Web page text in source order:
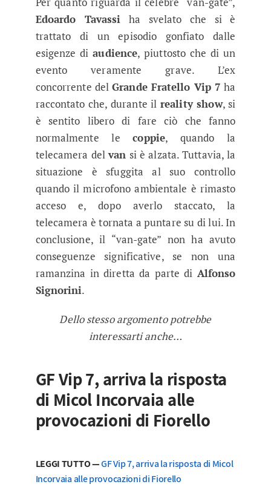
Edoardo Tavassi ha svelato che si è
trattato di un episodio gonfiato dalle
esigenze diaudience, piuttosto che di un
evento veramente grave. L’ex
concorrente delGrande Fratello Vip 7 ha
raccontato che, durante il reality show, si
è sentito libero di fare ciò che fanno
normalmente lecoppie, quando la
telecamera delvan si è alzata. Tuttavia, la
situazione è sfuggita al suo controllo
quando il microfono ambientale è rimasto
acceso e, dopo averlo staccato, la
telecamera è tornata a puntare su di lui. In
conclusione, il “van-gate” non ha avuto
conseguenze significative, se non una
ramanzina in diretta da parte di Alfonso
Signorini.
Dello stesso argomento potrebbe
interessarti anche…
GF Vip 7, arriva la risposta
di Micol Incorvaia alle
provocazioni di Fiorello
LEGGI TUTTO —GF Vip 7, arriva la risposta di Micol
Incorvaia alle provocazioni di Fiorello